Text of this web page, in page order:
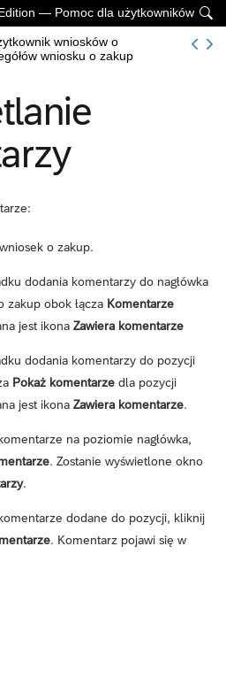

— Pomoc dla użytkowników
wniosków o
wniosku o zakup
o zakup.
dodania komentarzy do nagłówka
zakup obok łącza Komentarze
jest ikona Zawiera komentarze
dodania komentarzy do pozycji
Pokaż komentarze dla pozycji
jest ikona Zawiera komentarze.
na poziomie nagłówka,
. Zostanie wyświetlone okno
.
dodane do pozycji, kliknij
. Komentarz pojawi się w